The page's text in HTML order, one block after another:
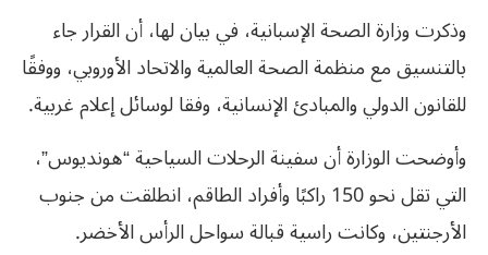
وذكرت وزارة الصحة الإسبانية، في بيان لها، أن القرار جاء
بالتنسيق مع منظمة الصحة العالمية والاتحاد الأوروبي، ووفقًا
للقانون الدولي والمبادئ الإنسانية، وفقا لوسائل إعلام غربية.
وأوضحت الوزارة أن سفينة الرحلات السياحية “هونديوس”،
التي تقل نحو 150 راكبًا وأفراد الطاقم، انطلقت من جنوب
الأرجنتين، وكانت راسية قبالة سواحل الرأس الأخضر.